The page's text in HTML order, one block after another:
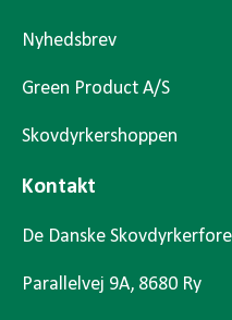
Nyhedsbrev
Green Product A/S
Skovdyrkershoppen
Kontakt
De Danske
Parallelvej 9A, 8680 Ry